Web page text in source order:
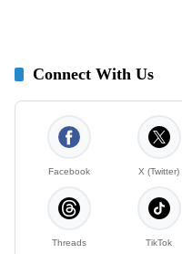
Connect With Us
Facebook X (Twitter)
Threads TikTok